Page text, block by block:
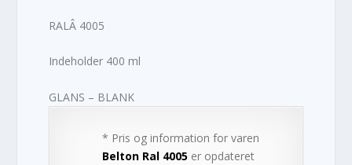
RALÂ 4005
Indeholder 400 ml
GLANS – BLANK
* Pris og information for varen
Belton Ral 4005 er opdateret